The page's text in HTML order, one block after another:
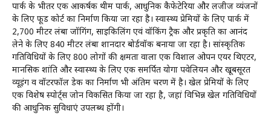
पार्क के भीतर एक आकर्षक थीम पार्क, आधुनिक कैफेटेरिया और लजीज व्यंजनों
के लिए फूड कोर्ट का निर्माण किया जा रहा है। स्वास्थ्य प्रेमियों के लिए पार्क में
2,700 मीटर लंबा जॉगिंग, साइकिलिंग एवं वॉकिंग ट्रैक और प्रकृति का आनंद
लेने के लिए 840 मीटर लंबा शानदार बोर्डवॉक बनाया जा रहा है। सांस्कृतिक
गतिविधियों के लिए 800 लोगों की क्षमता वाला एक विशाल ओपन एयर थिएटर,
मानसिक शांति और स्वास्थ्य के लिए एक समर्पित योगा पवेलियन और खूबसूरत
व्यूइंग व वॉटरफॉल डेक का निर्माण भी अंतिम चरण में है। खेल प्रेमियों के लिए
एक विशेष स्पोर्ट्स जोन विकसित किया जा रहा है, जहां विभिन्न खेल गतिविधियों
की आधुनिक सुविधाएं उपलब्ध होंगी।